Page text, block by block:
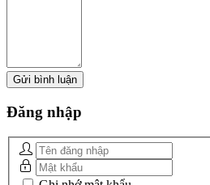
Đăng nhập